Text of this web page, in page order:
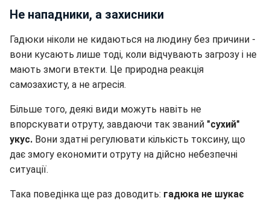
Не нападники, а захисники
Гадюки ніколи не кидаються на людину без причини -
вони кусають лише тоді, коли відчувають загрозу і не
мають змоги втекти. Це природна реакція
самозахисту, а не агресія.
Більше того, деякі види можуть навіть не
впорскувати отруту, завдаючи так званий "сухий"
укус. Вони здатні регулювати кількість токсину, що
дає змогу економити отруту на дійсно небезпечні
ситуації.
Така поведінка ще раз доводить: гадюка не шукає